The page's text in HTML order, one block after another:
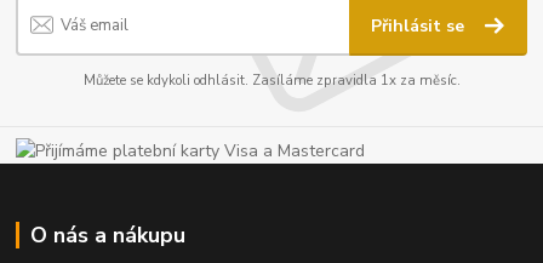
Přihlásit se
Můžete se kdykoli odhlásit. Zasíláme zpravidla 1x za měsíc.
O nás a nákupu